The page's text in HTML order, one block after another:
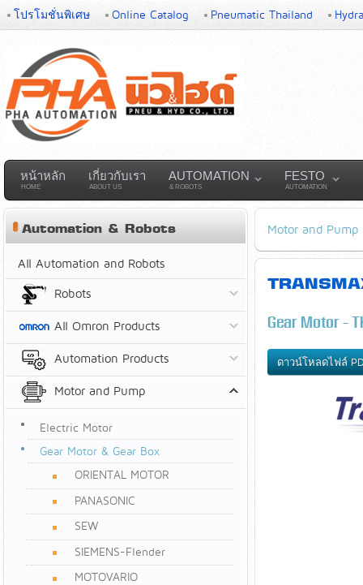
โปรโมชั่นพิเศษ Online Catalog Pneumatic Thailand
หน้าหลัก
HOME
เกี่ยวกับเรา
ABOUT US
AUTOMATION
& ROBOTS
FESTO
AUTOMATION
Motor and Pump
Gear Motor -
ดาวน์โหลดไฟล์
Automation & Robots
All Automation and Robots
Robots
All Omron Products
Automation Products
Motor and Pump
Electric Motor
Gear Motor & Gear Box
ORIENTAL MOTOR
PANASONIC
SEW
SIEMENS-Flender
MOTOVARIO